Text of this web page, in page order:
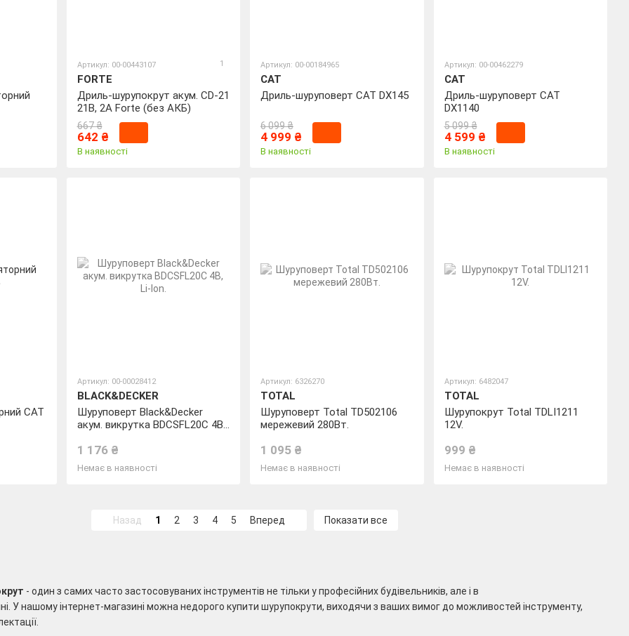
- один з самих часто застосовуваних інструментів не тільки у професійних будівельників, але і в
У нашому інтернет-магазині можна недорого купити шурупокрути, виходячи з ваших вимог до можливостей інструменту,
Артикул: 00-00443107 1
FORTE
Дриль-шурупокрут акум. CD-21
21В, 2А Fоrte (без АКБ)
667 ₴
642 ₴
В наявності
Артикул: 00-00184965
CAT
Дриль-шуруповерт CAT DX145
6 099 ₴
4 999 ₴
В наявності
Артикул: 00-00462279
CAT
Дриль-шуруповерт CAT
DX1140
5 099 ₴
4 599 ₴
В наявності
CAT
Артикул: 00-00028412
BLACK&DECKER
Шуруповерт Black&Decker
акум. викрутка BDCSFL20C 4В,
1 176 ₴
Немає в наявності
Артикул: 6326270
TOTAL
Шуруповерт Total TD502106
мережевий 280Вт.
1 095 ₴
Немає в наявності
Артикул: 6482047
TOTAL
Шурупокрут Total TDLI1211
12V.
999 ₴
Немає в наявності
Назад 1 2 3 4 5 Вперед Показати все